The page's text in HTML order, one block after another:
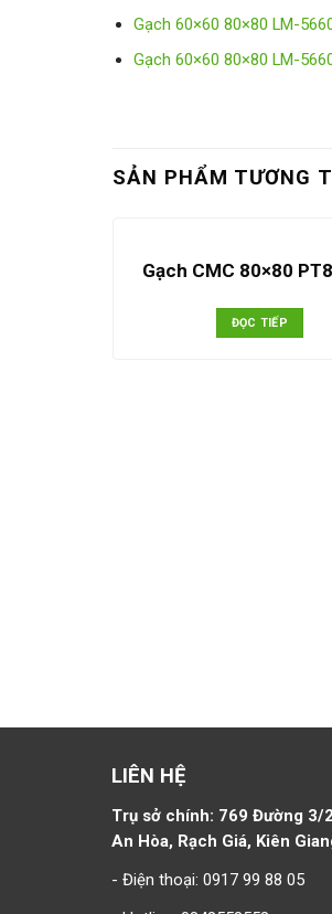
Gạch 60×60 80×80 LM-
Gạch 60×60 80×80 LM-
SẢN PHẨM TƯƠNG
Gạch CMC 80×80
ĐỌC TIẾP
LIÊN HỆ
Trụ sở chính: 769 Đường 3/
An Hòa, Rạch Giá, Kiên
- Điện thoại: 0917 99 88 05